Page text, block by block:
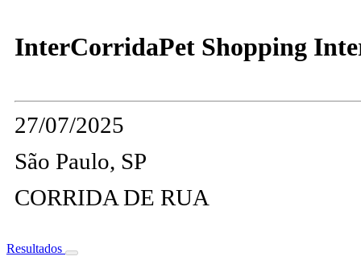
InterCorridaPet Shopping
27/07/2025
São Paulo, SP
CORRIDA DE RUA
Resultados